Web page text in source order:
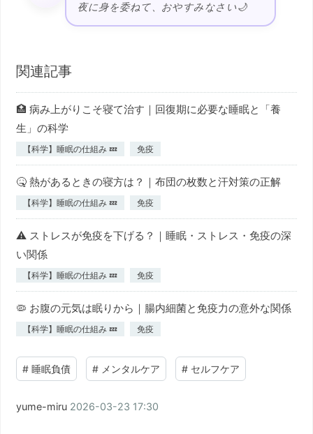
夜に身を委ねて、おやすみなさい🌙
関連記事
🏥 病み上がりこそ寝て治す｜回復期に必要な睡眠と「養
生」の科学
【科学】睡眠の仕組み 💤 免疫
🤒 熱があるときの寝方は？｜布団の枚数と汗対策の正解
【科学】睡眠の仕組み 💤 免疫
⚠️ ストレスが免疫を下げる？｜睡眠・ストレス・免疫の深
い関係
【科学】睡眠の仕組み 💤 免疫
🦠 お腹の元気は眠りから｜腸内細菌と免疫力の意外な関係
【科学】睡眠の仕組み 💤 免疫
# 睡眠負債 # メンタルケア # セルフケア
yume-miru 2026-03-23 17:30